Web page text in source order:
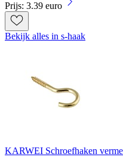
Prijs: 3.39 euro
Bekijk alles in s-haak
KARWEI Schroefhaken